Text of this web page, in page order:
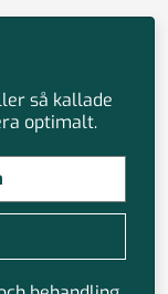
så kallade
optimalt.